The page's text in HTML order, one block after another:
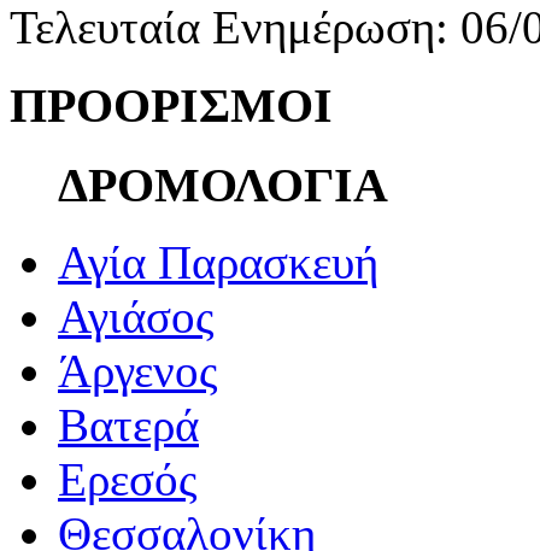
Τελευταία Ενημέρωση:
ΠΡΟΟΡΙΣΜΟΙ
ΔΡΟΜΟΛΟΓΙΑ
Αγία Παρασκευή
Αγιάσος
Άργενος
Βατερά
Ερεσός
Θεσσαλονίκη